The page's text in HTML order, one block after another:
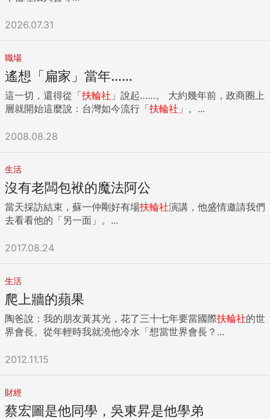
2026.07.31
職場
遙想「扁家」當年……
這一切，還得從「扶輪社 」說起……。 大約幾年前，政商圈上
層就開始這麼說：台灣如今流行「扶輪社 」。...
2008.08.28
生活
沒有老闆包袱的魔法阿公
當天採訪結束，蘇一仲剛好有場扶輪社演講，他盛情邀請我們
去看看他的「另一面」。...
2017.08.24
生活
爬上牆的蘋果
陶爸說：我的朋友黃其光，花了三十七年要當國際扶輪社的世
界會長。從年輕時我就澆他冷水「想當世界會長？...
2012.11.15
財經
蔡宏圖是他同學，吳東昇是他學弟